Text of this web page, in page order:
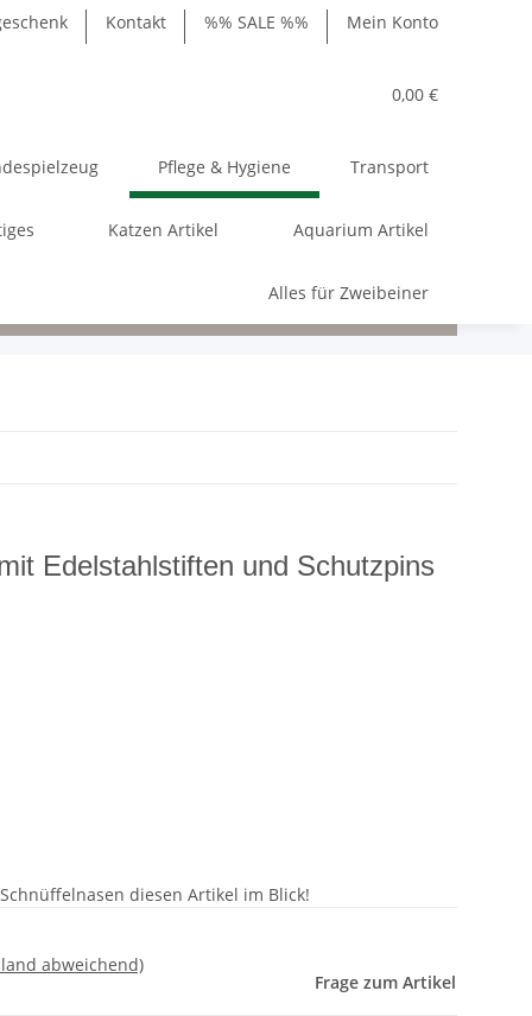
Kontakt %% SALE %% Mein Konto
0,00 €
Pflege & Hygiene Transport
Katzen Artikel Aquarium Artikel
Alles für Zweibeiner
Edelstahlstiften und Schutzpins
diesen Artikel im Blick!
abweichend)
Frage zum Artikel